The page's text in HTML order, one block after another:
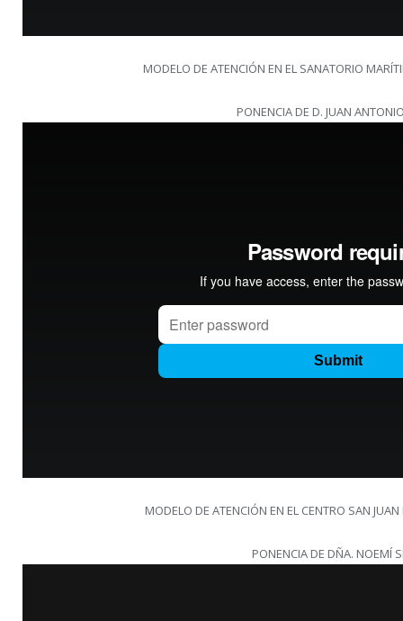
MODELO DE ATENCIÓN EN EL SANATORIO
PONENCIA DE D. JUAN
MODELO DE ATENCIÓN EN EL CENTRO SAN
PONENCIA DE DÑA. NOEMÍ